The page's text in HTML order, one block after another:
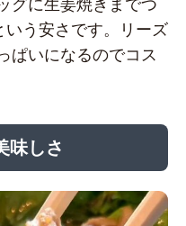
グに生姜焼きまでつ
う安さです。リーズ
ぱいになるのでコス
味しさ